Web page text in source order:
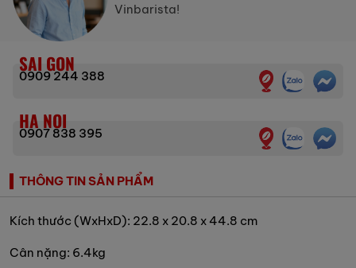
Vinbarista!
SAI GON
0909 244 388
HA NOI
0907 838 395
THÔNG TIN SẢN PHẨM
Kích thước (WxHxD): 22.8 x 20.8 x 44.8 cm
Cân nặng: 6.4kg